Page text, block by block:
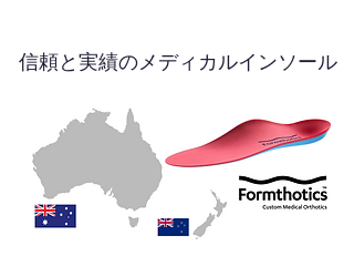
信頼と実績のメディカルインソール